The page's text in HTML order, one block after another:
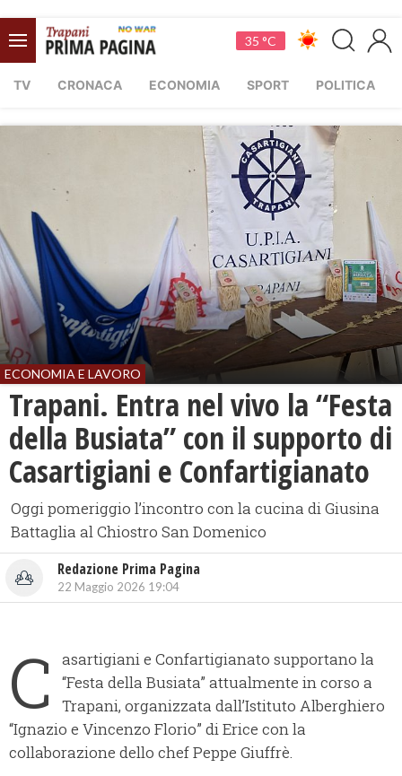
35 °C
TV CRONACA ECONOMIA SPORT POLITICA
ECONOMIA E LAVORO
​Trapani. Entra nel vivo la “Festa
della Busiata” con il supporto di
Casartigiani e Confartigianato
Oggi pomeriggio l’incontro con la cucina di Giusina
Battaglia al Chiostro San Domenico
Redazione Prima Pagina
22 Maggio 2026 19:04
C
asartigiani e Confartigianato supportano la
“Festa della Busiata” attualmente in corso a
Trapani, organizzata dall’Istituto Alberghiero
“Ignazio e Vincenzo Florio” di Erice con la
collaborazione dello chef Peppe Giuffrè.